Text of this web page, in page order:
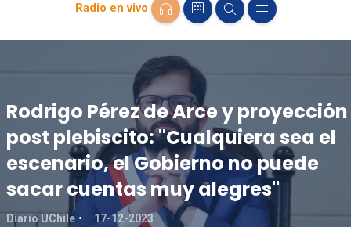
Radio en vivo
Rodrigo Pérez de Arce y proyección
post plebiscito: "Cualquiera sea el
escenario, el Gobierno no puede
sacar cuentas muy alegres"
Diario UChile 17-12-2023